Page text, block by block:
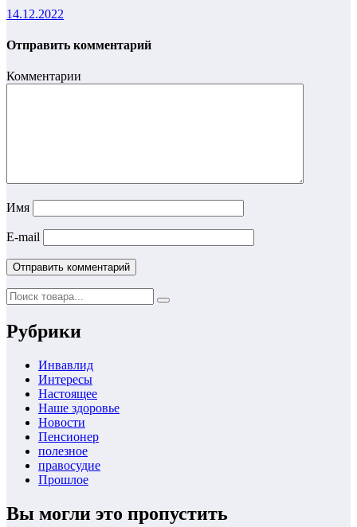
14.12.2022
Отправить комментарий
Комментарии
Имя
E-mail
Рубрики
Инвавлид
Интересы
Настоящее
Наше здоровье
Новости
Пенсионер
полезное
правосудие
Прошлое
Вы могли это пропустить